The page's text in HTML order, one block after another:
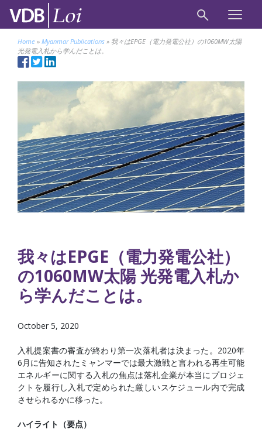
Home » Myanmar Publications » 我々はEPGE（電力発電公社）の1060MW太陽
光発電入札から学んだことは。
我々はEPGE（電力発電公社）
の1060MW太陽 光発電入札か
ら学んだことは。
October 5, 2020
入札提案書の審査が終わり第一次落札者は決まった。2020年
6月に告知されたミャンマーでは最大激戦と言われる再生可能
エネルギーに関する入札の焦点は落札企業が本当にプロジェ
クトを履行し入札で定められた厳しいスケジュール内で完成
させられるかに移った。
ハイライト（要点）